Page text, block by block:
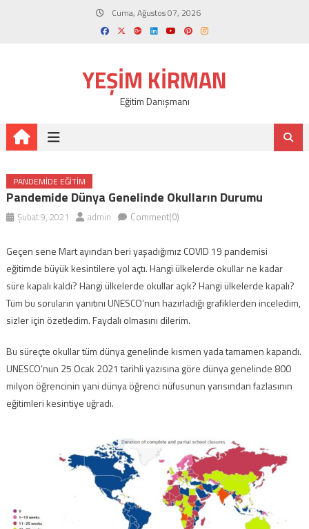
Cuma, Ağustos 07, 2026
YEŞIM KIRMAN
Eğitim Danışmanı
PANDEMIDE EĞITIM
Pandemide Dünya Genelinde Okulların Durumu
Şubat 9, 2021 admin Comment(0)
Geçen sene Mart ayından beri yaşadığımız COVID 19 pandemisi
eğitimde büyük kesintilere yol açtı. Hangi ülkelerde okullar ne kadar
süre kapalı kaldı? Hangi ülkelerde okullar açık? Hangi ülkelerde kapalı?
Tüm bu soruların yanıtını UNESCO’nun hazırladığı grafiklerden inceledim,
sizler için özetledim. Faydalı olmasını dilerim.
Bu süreçte okullar tüm dünya genelinde kısmen yada tamamen kapandı.
UNESCO’nun 25 Ocak 2021 tarihli yazısına göre dünya genelinde 800
milyon öğrencinin yani dünya öğrenci nüfusunun yarısından fazlasının
eğitimleri kesintiye uğradı.